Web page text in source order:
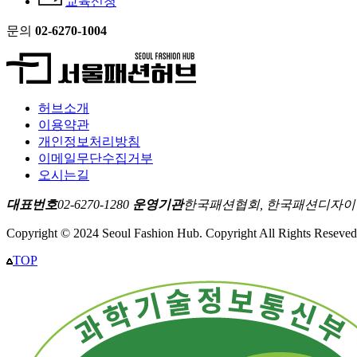
문의 02-6270-1004
허브소개
이용약관
개인정보처리방침
이메일무단수집거부
오시는길
대표번호02-6270-1280 운영기관한국패션협회, 한국패션디자
Copyright © 2024 Seoul Fashion Hub. Copyright All Rights
TOP